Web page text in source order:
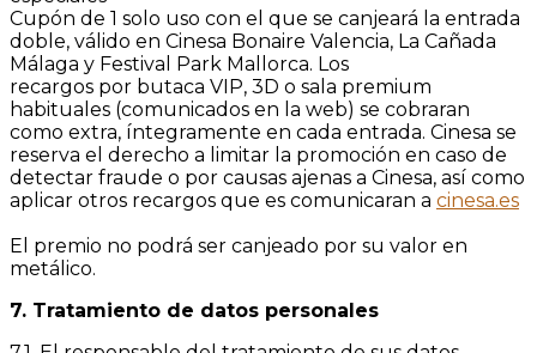
Cupón de 1 solo uso con el que se canjeará la entrada
doble, válido en Cinesa Bonaire Valencia, La Cañada
Málaga y Festival Park Mallorca. Los
recargos por butaca VIP, 3D o sala premium
habituales (comunicados en la web) se cobraran
como extra, íntegramente en cada entrada. Cinesa se
reserva el derecho a limitar la promoción en caso de
detectar fraude o por causas ajenas a Cinesa, así como
aplicar otros recargos que es comunicaran a cinesa.es
El premio no podrá ser canjeado por su valor en
metálico.
7. Tratamiento de datos personales